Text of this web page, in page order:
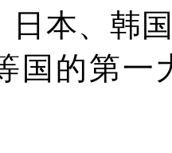
日本、韩
国的第一